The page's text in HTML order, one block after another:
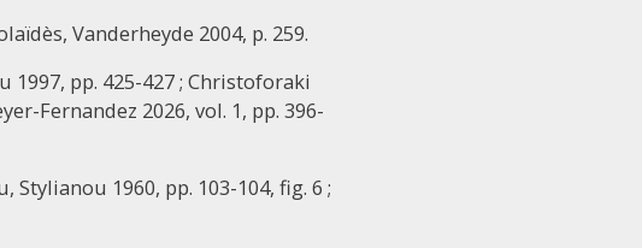
Vanderheyde 2004, p. 259.
pp. 425-427 ; Christoforaki
Fernandez 2026, vol. 1, pp. 396-
1960, pp. 103-104, fig. 6 ;